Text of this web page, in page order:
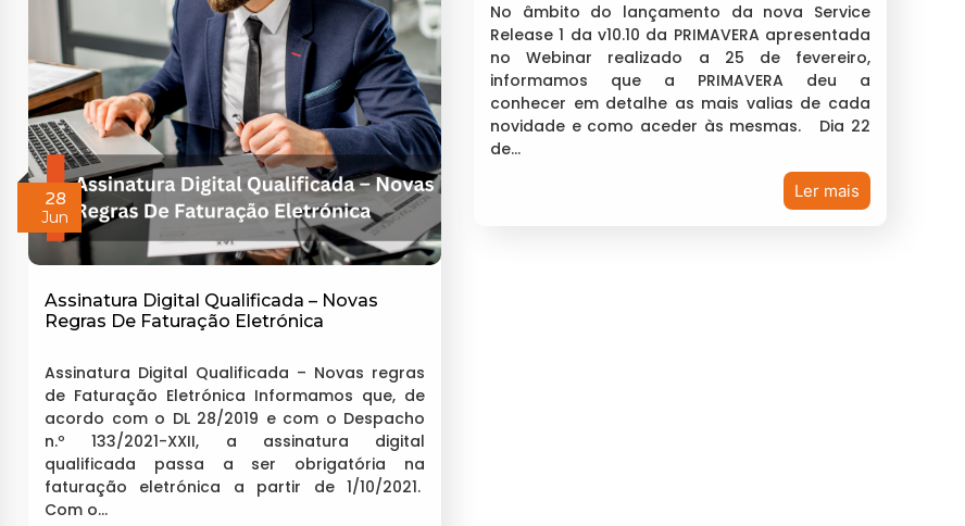
28
Jun
Assinatura Digital Qualificada – Novas
Regras De Faturação Eletrónica
Assinatura Digital Qualificada – Novas regras
de Faturação Eletrónica Informamos que, de
acordo com o DL 28/2019 e com o Despacho
n.º 133/2021-XXII, a assinatura digital
qualificada passa a ser obrigatória na
faturação eletrónica a partir de 1/10/2021.
Com o…
No âmbito do lançamento da nova Service
Release 1 da v10.10 da PRIMAVERA apresentada
no Webinar realizado a 25 de fevereiro,
informamos que a PRIMAVERA deu a
conhecer em detalhe as mais valias de cada
novidade e como aceder às mesmas. Dia 22
de…
Ler mais